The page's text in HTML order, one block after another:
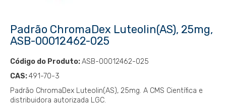
Padrão ChromaDex Luteolin(AS), 25mg,
ASB-00012462-025
Código do Produto:ASB-00012462-025
CAS:491-70-3
Padrão ChromaDex Luteolin(AS), 25mg. A CMS Científica e
distribuidora autorizada LGC.